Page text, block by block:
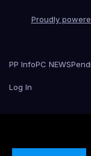
Proudly
PP InfoPC NEWS
Log In